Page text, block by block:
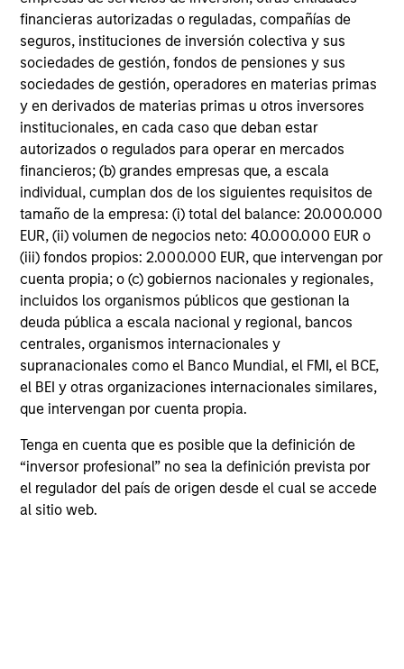
financieras autorizadas o reguladas, compañías de
seguros, instituciones de inversión colectiva y sus
sociedades de gestión, fondos de pensiones y sus
sociedades de gestión, operadores en materias primas
y en derivados de materias primas u otros inversores
institucionales, en cada caso que deban estar
autorizados o regulados para operar en mercados
financieros; (b) grandes empresas que, a escala
individual, cumplan dos de los siguientes requisitos de
tamaño de la empresa: (i) total del balance: 20.000.000
EUR, (ii) volumen de negocios neto: 40.000.000 EUR o
(iii) fondos propios: 2.000.000 EUR, que intervengan por
cuenta propia; o (c) gobiernos nacionales y regionales,
incluidos los organismos públicos que gestionan la
deuda pública a escala nacional y regional, bancos
centrales, organismos internacionales y
supranacionales como el Banco Mundial, el FMI, el BCE,
el BEI y otras organizaciones internacionales similares,
que intervengan por cuenta propia.
Tenga en cuenta que es posible que la definición de
“inversor profesional” no sea la definición prevista por
el regulador del país de origen desde el cual se accede
al sitio web.
Vice President
Romana Tasevska
Vice President
Portfolio Specialists
Albert Giroux
Executive Director
Managing Director